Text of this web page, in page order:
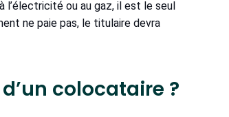
l’électricité ou au gaz, il est le seul
ne paie pas, le titulaire devra
colocataire ?